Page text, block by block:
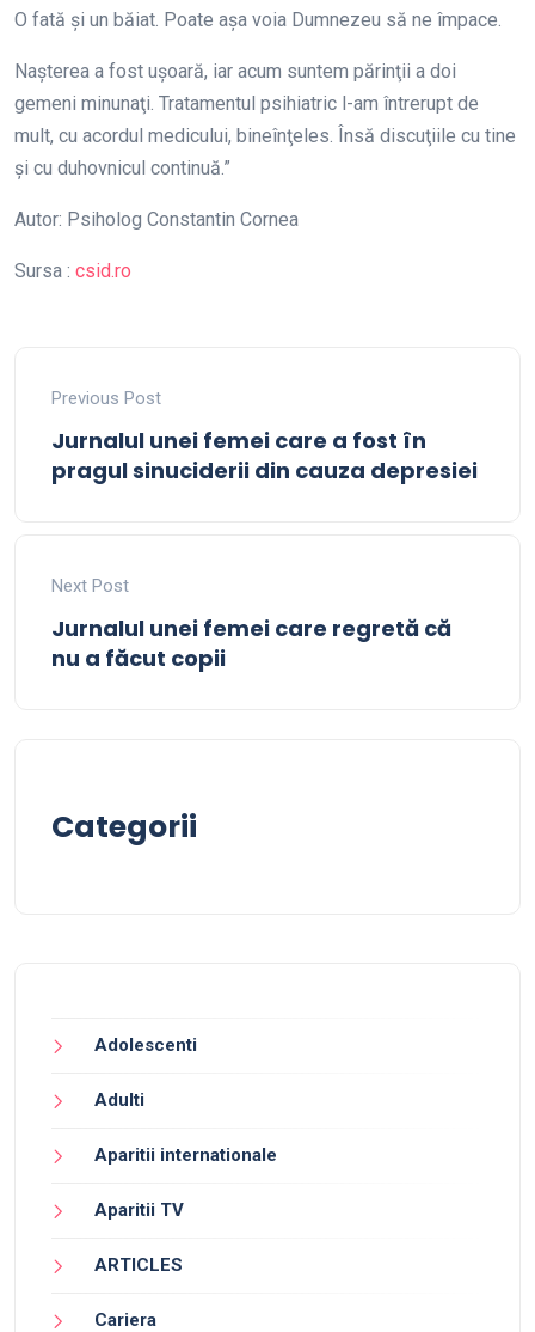
O fată şi un băiat. Poate aşa voia Dumnezeu să ne împace.
Naşterea a fost uşoară, iar acum suntem părinţii a doi
gemeni minunaţi. Tratamentul psihiatric l-am întrerupt de
mult, cu acordul medicului, bineînţeles. Însă discuţiile cu tine
şi cu duhovnicul continuă.”
Autor: Psiholog Constantin Cornea
Sursa : csid.ro
Previous Post
Jurnalul unei femei care a fost în
pragul sinuciderii din cauza depresiei
Next Post
Jurnalul unei femei care regretă că
nu a făcut copii
Categorii
Adolescenti
Adulti
Aparitii internationale
Aparitii TV
ARTICLES
Cariera